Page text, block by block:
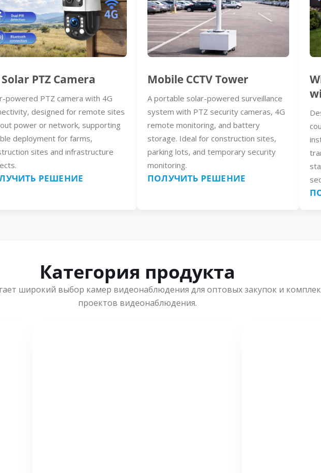
Solar PTZ Camera
powered PTZ camera with 4G
designed for remote sites
power or network, supporting
deployment for farms,
sites and infrastructure
РЕШЕНИЕ
Mobile CCTV Tower
A portable solar-powered surveillance
system with PTZ security cameras, 4G
remote monitoring, and battery
storage. Ideal for construction sites,
parking lots, and temporary security
monitoring.
ПОЛУЧИТЬ РЕШЕНИЕ
Категория продукта
широкий выбор камер видеонаблюдения для оптовых закупок и
проектов видеонаблюдения.